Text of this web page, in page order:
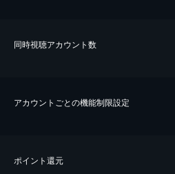
同時視聴アカウント数
アカウントごとの機能制限設定
ポイント還元